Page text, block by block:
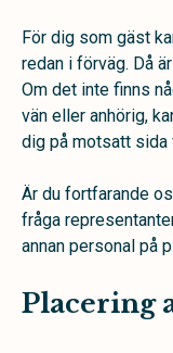
För dig som gäst
redan i förväg. Då
Om det inte finns
vän eller anhörig,
dig på motsatt sida
Är du fortfarande
fråga
annan personal på
Placering